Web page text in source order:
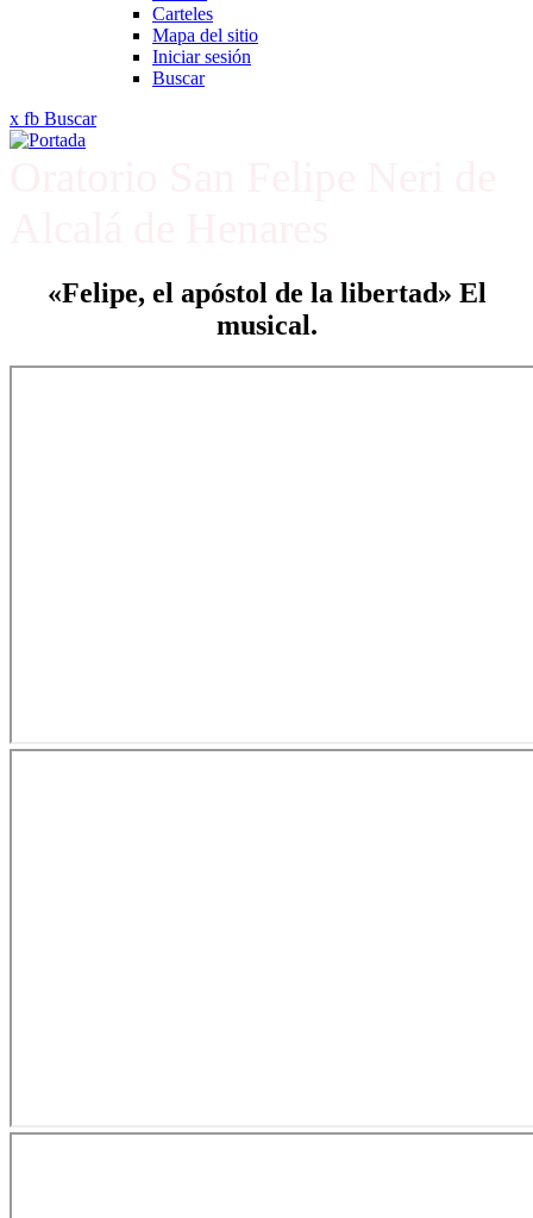
Carteles
Mapa del sitio
Iniciar sesión
Buscar
x fb Buscar
«Felipe, el apóstol de la libertad» El
musical.